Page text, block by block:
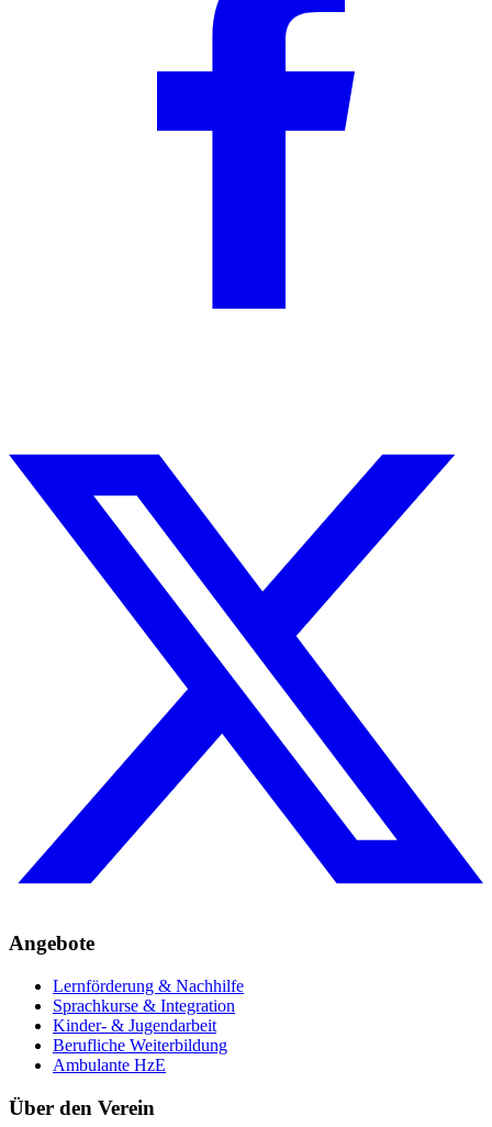
Angebote
Lernförderung & Nachhilfe
Sprachkurse & Integration
Kinder- & Jugendarbeit
Berufliche Weiterbildung
Ambulante HzE
Über den Verein